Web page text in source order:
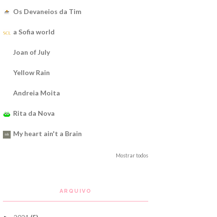
Os Devaneios da Tim
a Sofia world
Joan of July
Yellow Rain
Andreia Moita
Rita da Nova
My heart ain't a Brain
Mostrar todos
ARQUIVO